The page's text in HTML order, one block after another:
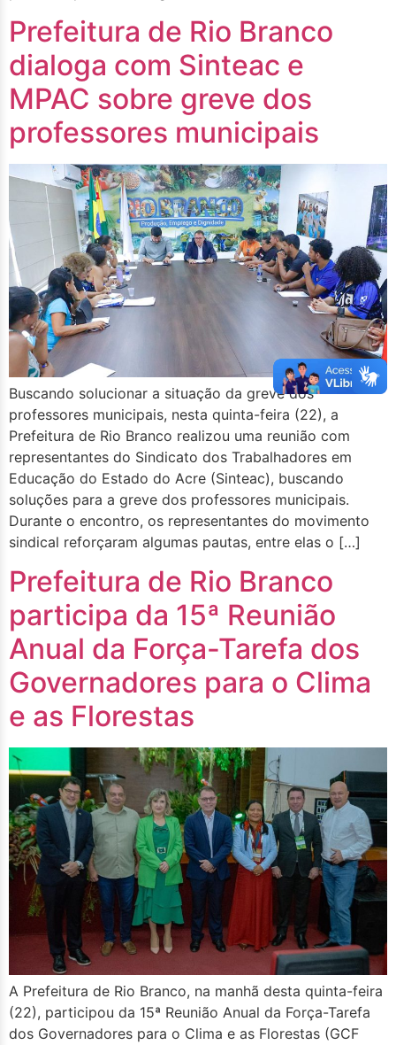
Prefeitura de Rio Branco
dialoga com Sinteac e
MPAC sobre greve dos
professores municipais
Buscando solucionar a situação da greve dos
professores municipais, nesta quinta-feira (22), a
Prefeitura de Rio Branco realizou uma reunião com
representantes do Sindicato dos Trabalhadores em
Educação do Estado do Acre (Sinteac), buscando
soluções para a greve dos professores municipais.
Durante o encontro, os representantes do movimento
sindical reforçaram algumas pautas, entre elas o […]
Prefeitura de Rio Branco
participa da 15ª Reunião
Anual da Força-Tarefa dos
Governadores para o Clima
e as Florestas
A Prefeitura de Rio Branco, na manhã desta quinta-feira
(22), participou da 15ª Reunião Anual da Força-Tarefa
dos Governadores para o Clima e as Florestas (GCF